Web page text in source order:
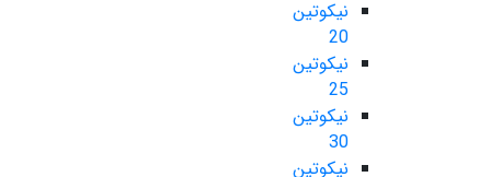
نیکوتین
20
نیکوتین
25
نیکوتین
30
نیکوتین